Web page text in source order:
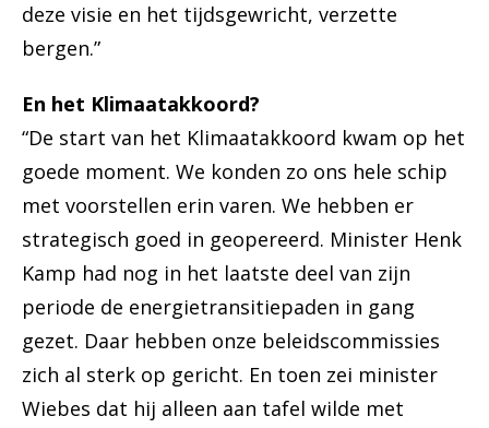
deze visie en het tijdsgewricht, verzette
bergen.”
En het Klimaatakkoord?
“De start van het Klimaatakkoord kwam op het
goede moment. We konden zo ons hele schip
met voorstellen erin varen. We hebben er
strategisch goed in geopereerd. Minister Henk
Kamp had nog in het laatste deel van zijn
periode de energietransitiepaden in gang
gezet. Daar hebben onze beleidscommissies
zich al sterk op gericht. En toen zei minister
Wiebes dat hij alleen aan tafel wilde met